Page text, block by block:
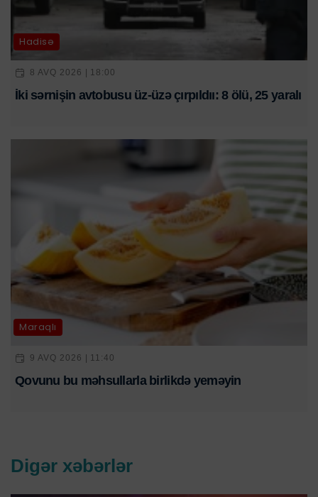
Hadisə
8 AVQ 2026 | 18:00
İki sərnişin avtobusu üz-üzə çırpıldıı: 8 ölü, 25 yaralı
Maraqlı
9 AVQ 2026 | 11:40
Qovunu bu məhsullarla birlikdə yeməyin
Digər xəbərlər